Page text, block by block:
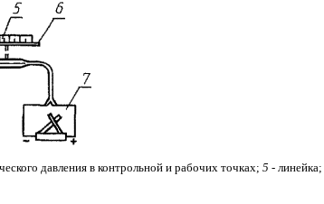
давления в контрольной и рабочих точках; 5 - линейка;